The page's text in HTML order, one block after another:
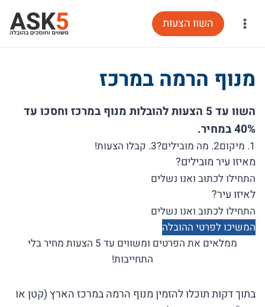
השוו הצעות
מנוף הרמה במרכז
השוו עד 5 הצעות להובלות מנוף במרכז וחסכו עד
40% במחיר.
1. מיקום 2. מה מובילים? 3. קבלו הצעות!
מאיזו עיר מובילים?
לאיזו עיר?
המשיכו לפרטי ההובלה
ממלאים את הפרטים ומשווים עד 5 הצעות מחיר בלי
התחייבות!
בתוך דקות תוכלו להזמין מנוף הרמה במרכז הארץ (קטן או